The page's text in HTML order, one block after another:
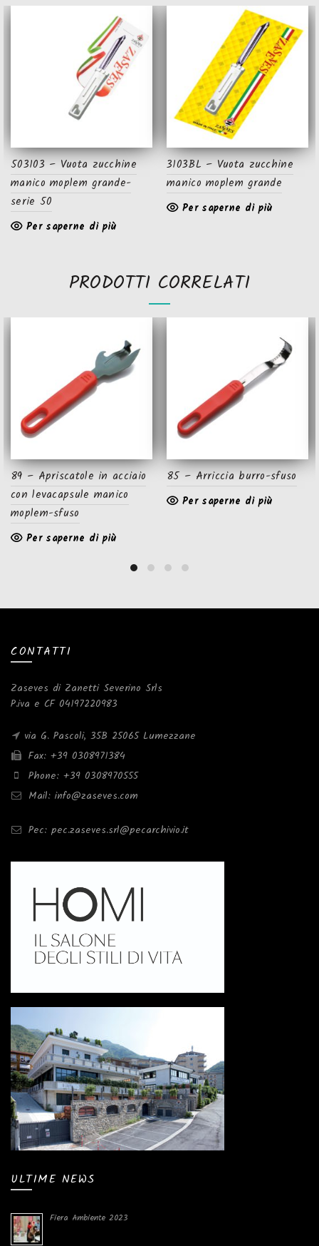
503103 – Vuota zucchine
manico moplem grande-
serie 50
Per saperne di più
3103BL – Vuota zucchine
manico moplem grande
Per saperne di più
PRODOTTI CORRELATI
89 – Apriscatole in acciaio
con levacapsule manico
moplem-sfuso
Per saperne di più
85 – Arriccia burro-sfuso
Per saperne di più
CONTATTI
Zaseves di Zanetti Severino Srls
P.iva e CF 04197220983
via G. Pascoli, 35B 25065 Lumezzane
Fax: +39 0308971384
Phone: +39 0308970555
Mail: info@zaseves.com
Pec: pec.zaseves.srl@pecarchivio.it
ULTIME NEWS
Fiera Ambiente 2023